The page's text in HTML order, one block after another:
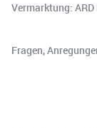
Vermarktung:
Fragen,